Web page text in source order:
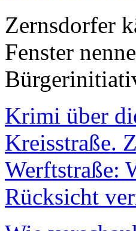
Zernsdorfer
Fenster
Krimi über
Kreisstraße.
Werftstraße:
Rücksicht